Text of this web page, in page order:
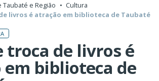
Taubaté e Região
Cultura
livros é atração em biblioteca de Taubaté
troca de livros é
biblioteca de